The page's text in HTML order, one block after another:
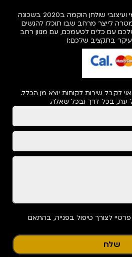
פעמיפו, חנות לכלי חד פעמי ועיצובי שולחן הוקמה ב2020 בשכונה
לייצר מרחב שבו תוכלו להגשים
עם כלים לטעמכם, עם מגוון רחב
בתקציב שלכם:)
לקבל שירות לקוחות יוצא מן הכלל.
עת, בכל דרך ובכל שאלה.
לצורך טיפול בפנייה, בהתאם
שלח